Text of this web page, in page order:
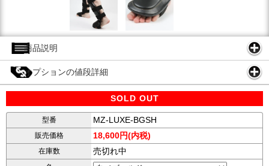
商品説明
オプションの値段詳細
SOLD OUT
型番 MZ-LUXE-BGSH
販売価格 18,600円(内税)
在庫数 売切れ中